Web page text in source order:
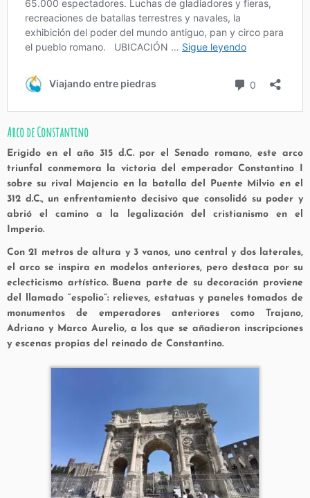
Arco de Constantino
Erigido en el año 315 d.C. por el Senado romano, este arco
triunfal conmemora la victoria del emperador Constantino I
sobre su rival Majencio en la batalla del Puente Milvio en el
312 d.C., un enfrentamiento decisivo que consolidó su poder y
abrió el camino a la legalización del cristianismo en el
Imperio.
Con 21 metros de altura y 3 vanos, uno central y dos laterales,
el arco se inspira en modelos anteriores, pero destaca por su
eclecticismo artístico. Buena parte de su decoración proviene
del llamado “espolio”: relieves, estatuas y paneles tomados de
monumentos de emperadores anteriores como Trajano,
Adriano y Marco Aurelio, a los que se añadieron inscripciones
y escenas propias del reinado de Constantino.